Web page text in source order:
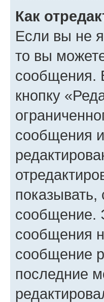
Как
Если вы не
то вы
сообщения.
кнопку
сообщения
сообщение.
сообщения
сообщение
последние